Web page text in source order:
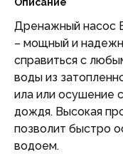
Дренажный насос
– мощный и
справиться с
воды из
ила или осушение
дождя. Высокая
позволит быстро
водоем.